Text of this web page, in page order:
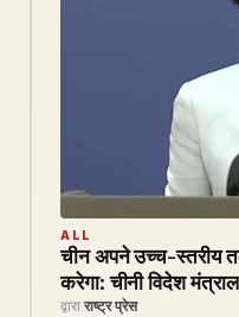
ALL
चीन अपने उच्च-स्तरीय
करेगा: चीनी विदेश
द्वारा राष्ट्र प्रेस